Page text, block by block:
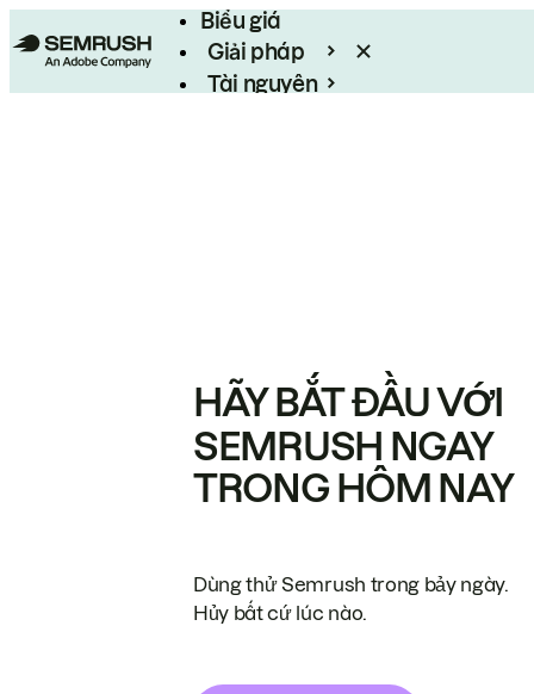
Biểu giá
Giải pháp
Tài nguyên
HÃY BẮT ĐẦU VỚI
SEMRUSH NGAY
TRONG HÔM NAY
Dùng thử Semrush trong bảy ngày.
Hủy bất cứ lúc nào.